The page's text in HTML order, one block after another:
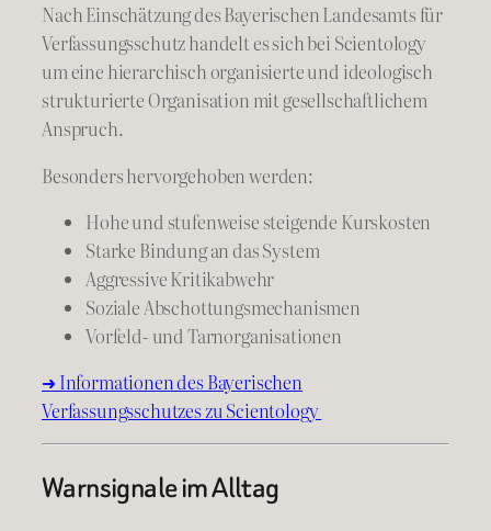
Nach Einschätzung des Bayerischen Landesamts für
Verfassungsschutz handelt es sich bei Scientology
um eine hierarchisch organisierte und ideologisch
strukturierte Organisation mit gesellschaftlichem
Anspruch.
Besonders hervorgehoben werden:
Hohe und stufenweise steigende Kurskosten
Starke Bindung an das System
Aggressive Kritikabwehr
Soziale Abschottungsmechanismen
Vorfeld- und Tarnorganisationen
➜ Informationen des Bayerischen
Verfassungsschutzes zu Scientology
Warnsignale im Alltag